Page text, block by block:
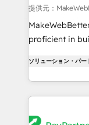
fuel long-term success We
customer
ensure long-
and service to
HubSpot
teams has
提供元：
proficient in
growing tech-
hands you the
eminent solutions
ソリューション・パー